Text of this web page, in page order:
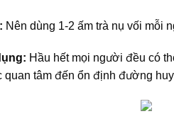
Nên dùng 1-2 ấm trà nụ vối mỗi
Hầu hết mọi người đều có
quan tâm đến ổn định đường